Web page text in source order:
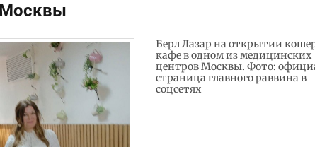
Берл Лазар на открытии
кафе в одном из медицинских
центров Москвы. Фото:
страница главного раввина в
соцсетях